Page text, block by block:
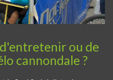
ou de
cannondale ?